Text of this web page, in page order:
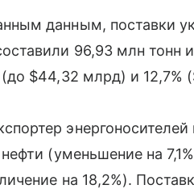
данным, поставки
96,93 млн тонн
(до $44,32 млрд) и 12,7%
(уменьшение на
на 18,2%).